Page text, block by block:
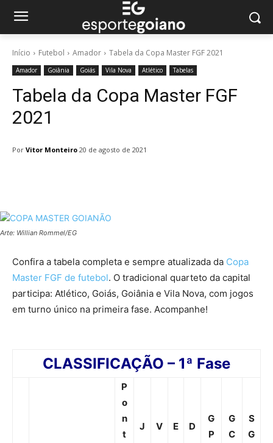
Início Futebol Amador Tabela da Copa Master FGF 2021
Amador Goiânia Goiás Vila Nova Atlético Tabelas
Tabela da Copa Master FGF
2021
Por Vitor Monteiro 20 de agosto de 2021
Arte: Willian Rommel/EG
Confira a tabela completa e sempre atualizada da Copa
Master FGF de futebol. O tradicional quarteto da capital
participa: Atlético, Goiás, Goiânia e Vila Nova, com jogos
em turno único na primeira fase. Acompanhe!
CLASSIFICAÇÃO – 1ª Fase
P
o
n
t
J V E D
G
P
G
C
S
G